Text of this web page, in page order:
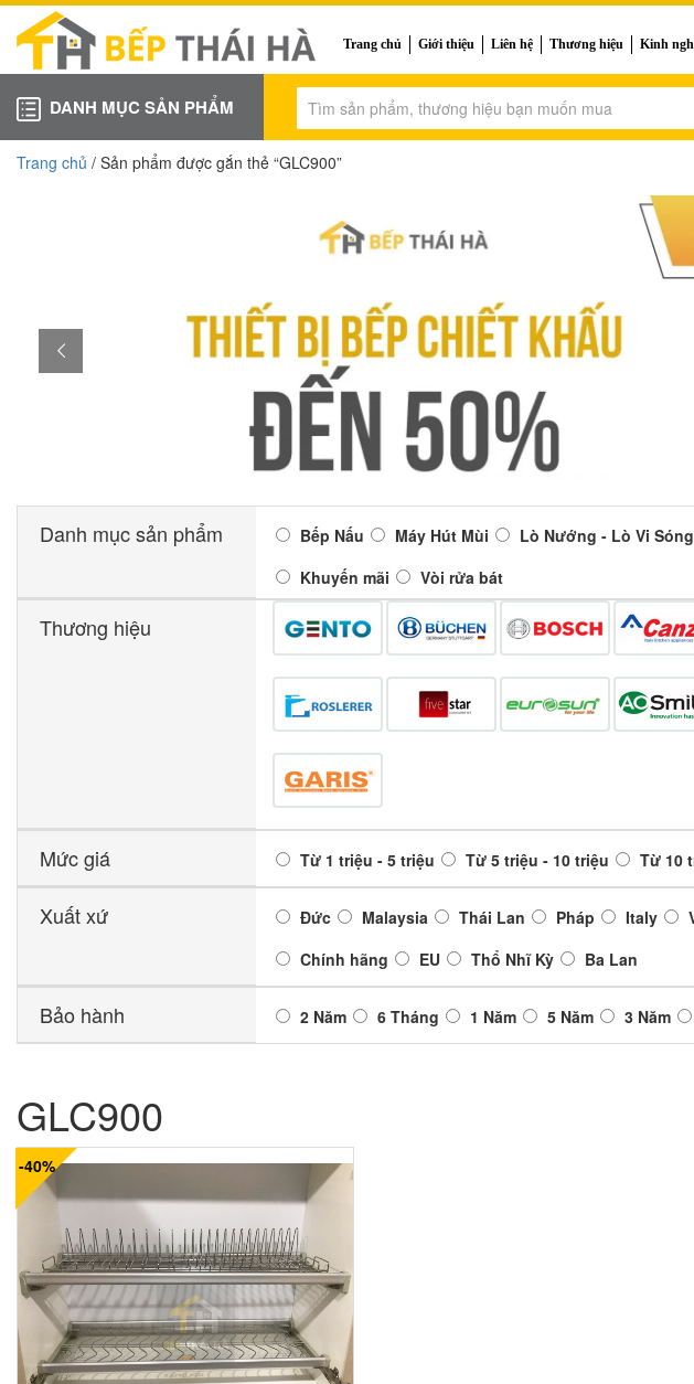
Trang chủ Giới thiệu Liên hệ Thương hiệu Kinh
DANH MỤC SẢN PHẨM
Trang chủ / Sản phẩm được gắn thẻ “GLC900”
Danh mục sản phẩm Bếp Nấu Máy Hút Mùi Lò Nướng - Lò Vi Sóng
Khuyến mãi
Vòi rửa bát
Thương hiệu
Mức giá Từ 1 triệu - 5 triệu Từ 5 triệu - 10 triệu Từ 10
Xuất xứ Đức Malaysia Thái Lan Pháp Italy
Chính hãng
EU Thổ Nhĩ Kỳ Ba Lan
Bảo hành 2 Năm 6 Tháng 1 Năm 5 Năm 3 Năm
GLC900
-40%